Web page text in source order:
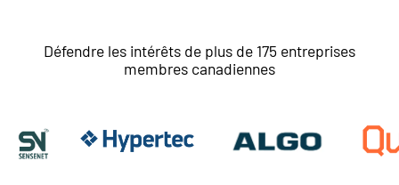
Défendre les intérêts de plus de 175 entreprises
membres canadiennes